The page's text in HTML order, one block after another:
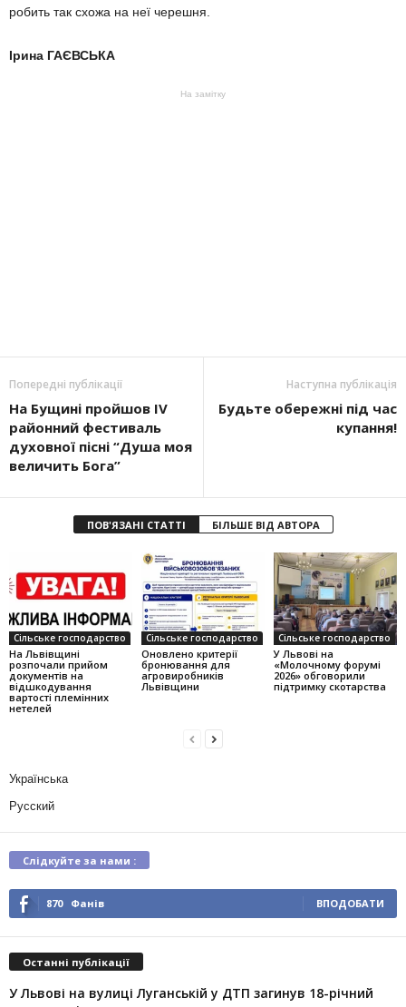
робить так схожа на неї черешня.
Ірина ГАЄВСЬКА
На замітку
Попередні публікації
На Бущині пройшов IV
районний фестиваль
духовної пісні “Душа моя
величить Бога”
Наступна публікація
Будьте обережні під час
купання!
ПОВ'ЯЗАНІ СТАТТІ БІЛЬШЕ ВІД АВТОРА
Сільське господарство
На Львівщині
розпочали прийом
документів на
відшкодування
вартості племінних
нетелей
Сільське господарство
Оновлено критерії
бронювання для
агровиробників
Львівщини
Сільське господарство
У Львові на
«Молочному форумі
2026» обговорили
підтримку скотарства
Українська
Русский
Слідкуйте за нами :
870 Фанів ВПОДОБАТИ
Останні публікації
У Львові на вулиці Луганській у ДТП загинув 18-річний